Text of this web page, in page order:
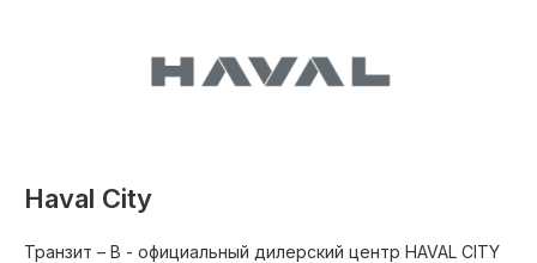
Haval City
Транзит – В - официальный дилерский центр HAVAL CITY